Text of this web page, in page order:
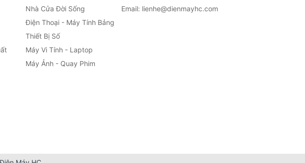
Nhà Cửa Đời Sống
Điện Thoại - Máy Tính Bảng
Thiết Bị Số
Máy Vi Tính - Laptop
Máy Ảnh - Quay Phim
Email: lienhe@dienmayhc.com